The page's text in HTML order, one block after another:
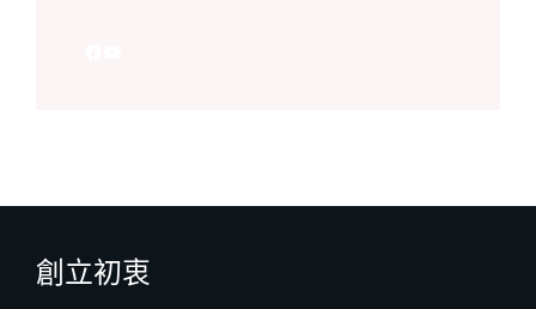
創立初衷